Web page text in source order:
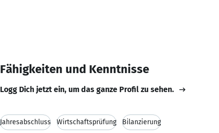
Fähigkeiten und Kenntnisse
Logg Dich jetzt ein, um das ganze Profil zu sehen.
Jahresabschluss Wirtschaftsprüfung Bilanzierung